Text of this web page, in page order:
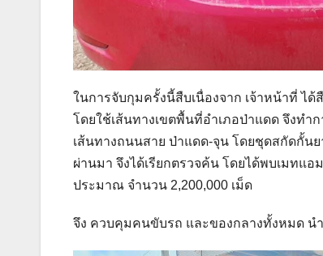
ในการจับกุมครั้งนี้สืบเนื่องจาก เจ้าหน้าที่ ไ
โดยใช้เส้นทางเขตพื้นที่อำเภอป่าแดด จึงทำ
เส้นทางถนนสาย ป่าแดด-จุน โดยชุดสกัดกั้น
ผ่านมา จึงได้เรียกตรวจค้น โดยได้พบเมทแ
ประมาณ จำนวน 2,200,000 เม็ด
จึง ควบคุมคนขับรถ และของกลางทั้งหมด น